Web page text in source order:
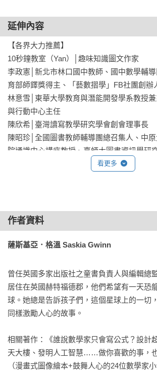
【本書特色】
★鼓勵孩子，做自己喜歡的事也能有所成就
行空的想法，喜歡玩耍、玩電腦遊戲、堆積
本書從孩子感興趣的視角切入，開展科學家
希望藉此鼓勵孩子：不論你想成為什麼樣的
生，從自己喜歡的事出發，只要努力研究也
拯救世界。
★24位歷史上具影響力的科學家小傳記，一
書中介紹24位各領域科學家──機器人工程
學生物學家、海洋探險家、太空人……看他們
行星、和鯨魚唱歌，挖掘恐龍化石，聽大象
★開啟未來想像的科學通識課：學科學有什
未來有什麼關係？書中一一呈現科學家的不
世界的發明與貢獻。你會發現，原來研究動
鑽研知識，還有好多可能性，甚至只是從小
科學家一路向前！一起為孩子上一堂開啟未
吧。
育」；108課綱十二年國教核心素養：「自主
動」、「社會參與」。
延伸內容
【各界大力推薦】
10秒鐘教室（Yan）│趣味知識圖文作家
李政憲│新北市林口國中教師、國中數學輔
育部師鐸獎得主、「藝數摺學」FB社團創辦
林意雪│東華大學教育與潛能開發學系教授
與行動中心主任
陳欣希│臺灣讀寫教學研究學會創會理事長
陳昭珍│全國圖書教師輔導團總召集人、中
院通識中心講座教授、臺師大圖書資訊學研
曾品方︱輔仁大學圖書資訊學系助理教授、
※我們不是科學家或數學家，如何能知道他
果不知道他們在做些什麼，又怎會想從事這
以簡潔而輕鬆的方式介紹了這兩個專業。如
麼多工作都需要用到科學和數學，如此有趣
學教育與潛能開發學系教授兼系主任、偏鄉
任
究精神」，包含觀察力、好奇心、還有追根
態度。最重要的是，許多科學家還有一顆愛
理心，讓我們來認識他們吧！──趙逸帆 生
看更多
作者資料
薩斯基亞．格溫 Saskia Gwinn
曾任英國多家出版社之童書負責人與編輯總
居住在英國赫特福德郡，他們希望有一天恐
球。她總是告訴孩子們，這個星球上的一切
同樣激勵人心的故事。
相關著作：《誰說數學家只會寫公式？設計
天大樓、發明人工智慧……做你喜歡的事，
（漫畫式圖像繪本+鼓舞人心的24位數學家小